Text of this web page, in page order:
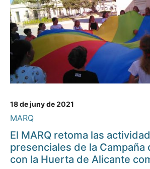
18 de juny de 2021
MARQ
El MARQ retoma las
presenciales de la Campaña
con la Huerta de Alicante